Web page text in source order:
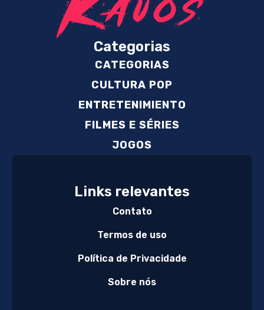
Categorias
CATEGORIAS
CULTURA POP
ENTRETENIMIENTO
FILMES E SÉRIES
JOGOS
Links relevantes
Contato
Termos de uso
Política de Privacidade
Sobre nós